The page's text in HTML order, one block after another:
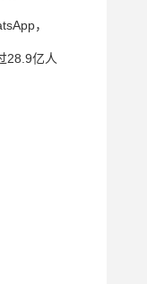
，
28.9亿人
次